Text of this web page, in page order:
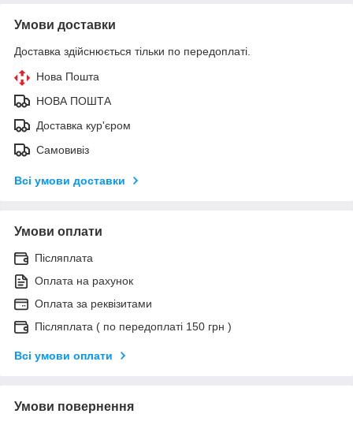
Умови доставки
Доставка здійснюється тільки по передоплаті.
Нова Пошта
НОВА ПОШТА
Доставка кур'єром
Самовивіз
Всі умови доставки
Умови оплати
Післяплата
Оплата на рахунок
Оплата за реквізитами
Післяплата ( по передоплаті 150 грн )
Всі умови оплати
Умови повернення